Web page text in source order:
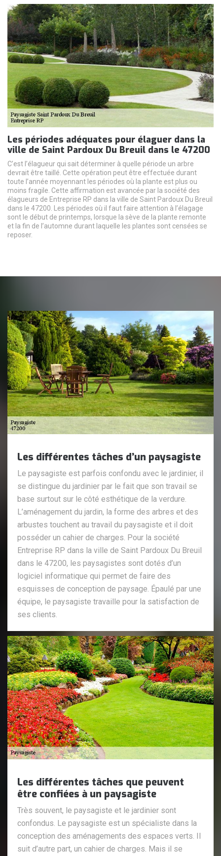
Les périodes adéquates pour élaguer dans la
ville de Saint Pardoux Du Breuil dans le 47200
C’est l’élagueur qui sait déterminer à quelle période un arbre
devrait être taillé. Cette opération peut être effectuée durant
toute l’année moyennant les périodes où la plante est plus ou
moins fragile. Cette affirmation est avancée par la société des
élagueurs de Entreprise RP dans la ville de Saint Pardoux Du Breuil
dans le 47200. Les périodes où il faut faire attention à l’élagage
sont le début de printemps, lorsque la sève de la plante remonte
et la fin de l’automne durant laquelle les plantes sont censées se
reposer.
Les différentes tâches d’un paysagiste
Le paysagiste est parfois confondu avec le jardinier, il
se distingue du jardinier par le fait que son travail se
base surtout sur le côté esthétique de la verdure.
L’aménagement du jardin, la forme des arbres et des
arbustes touchent au travail du paysagiste et il doit
posséder un cahier de charges. Pour la société
Entreprise RP dans la ville de Saint Pardoux Du Breuil
dans le 47200, les paysagistes sont dotés d’un
logiciel informatique qui permet de faire des
esquisses de conception de paysage. Épaulé par une
équipe, le paysagiste travaille pour la satisfaction de
ses clients.
Les différentes tâches que peuvent
être confiées à un paysagiste
Très souvent, le paysagiste et le jardinier sont
confondus. Le paysagiste est un spécialiste dans la
conception des aménagements des espaces verts. Il
suit d’autre part, un cahier de charges. Mais il se